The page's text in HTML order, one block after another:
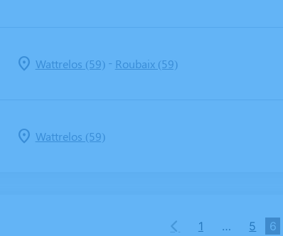
Wattrelos (59)- Roubaix (59)
Wattrelos (59)
1 … 5 6